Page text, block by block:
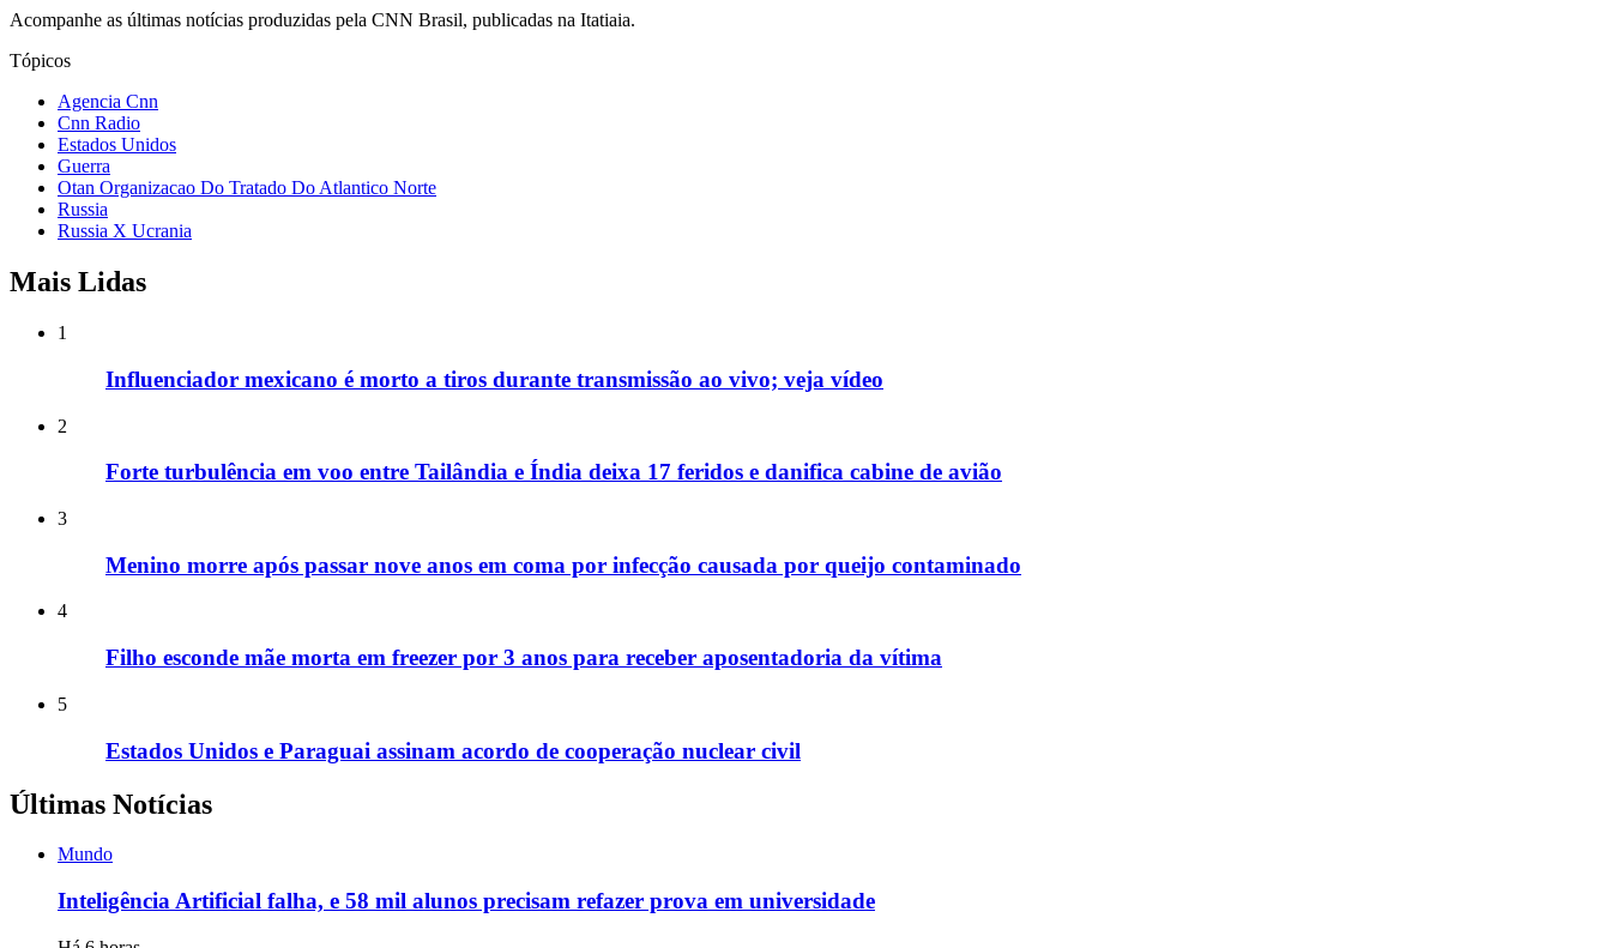
Acompanhe as últimas notícias produzidas pela CNN Brasil, publicadas na Itatiaia.
Tópicos
Agencia Cnn
Cnn Radio
Estados Unidos
Guerra
Otan Organizacao Do Tratado Do Atlantico Norte
Russia
Russia X Ucrania
Mais Lidas
1
Influenciador mexicano é morto a tiros durante transmissão ao vivo; veja vídeo
2
Forte turbulência em voo entre Tailândia e Índia deixa 17 feridos e danifica cabine de avião
3
Menino morre após passar nove anos em coma por infecção causada por queijo contaminado
4
Filho esconde mãe morta em freezer por 3 anos para receber aposentadoria da vítima
5
Estados Unidos e Paraguai assinam acordo de cooperação nuclear civil
Últimas Notícias
Mundo
Inteligência Artificial falha, e 58 mil alunos precisam refazer prova em universidade